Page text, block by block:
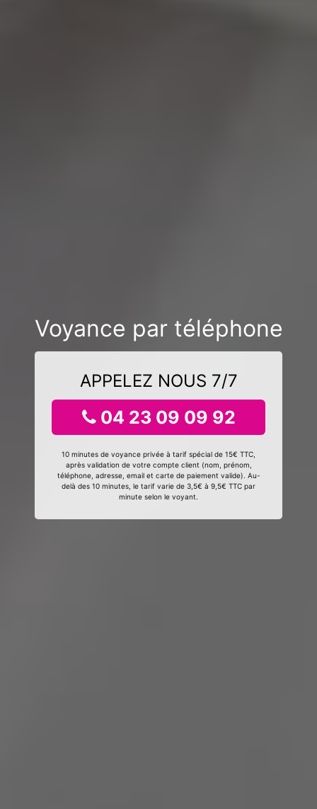
Voyance par téléphone
APPELEZ NOUS 7/7
04 23 09 09 92
10 minutes de voyance privée à tarif spécial de 15€ TTC,
après validation de votre compte client (nom, prénom,
téléphone, adresse, email et carte de paiement valide). Au-
delà des 10 minutes, le tarif varie de 3,5€ à 9,5€ TTC par
minute selon le voyant.